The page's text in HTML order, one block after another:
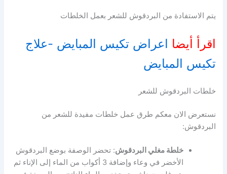
يتم الاستفادة من البردقوش للشعر بعمل الخلطات
اقرأ أيضا اعراض تكيس المبايض -علاج
تكيس المبايض
خلطات البردقوش للشعر
نستعرض الان معكم طرق عمل خلطات مفيدة للشعر من
البردقوش:
خلطة مغلي البردقوش: تحضر الوصفة بوضع البردقوش
الأخضر في وعاء وإضافة 3 أكواب من الماء إلى الإناء ثم